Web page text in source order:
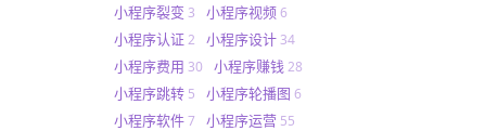
小程序裂变 3 小程序视频 6
小程序认证 2 小程序设计 34
小程序费用 30 小程序赚钱 28
小程序跳转 5 小程序轮播图 6
小程序软件 7 小程序运营 55